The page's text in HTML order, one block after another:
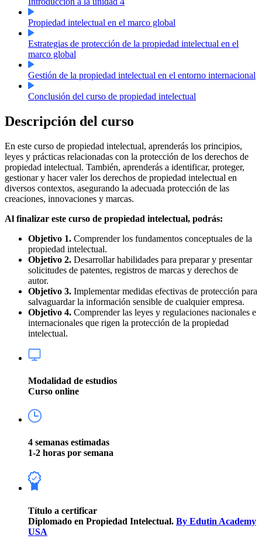
Propiedad intelectual en el marco global
Estrategias de protección de la propiedad intelectual en el
marco global
Gestión de la propiedad intelectual en el entorno internacional
Conclusión del curso de propiedad intelectual
Descripción del curso
En este curso de propiedad intelectual, aprenderás los principios,
leyes y prácticas relacionadas con la protección de los derechos de
propiedad intelectual. También, aprenderás a identificar, proteger,
gestionar y hacer valer los derechos de propiedad intelectual en
diversos contextos, asegurando la adecuada protección de las
creaciones, innovaciones y marcas.
Al finalizar este curso de propiedad intelectual, podrás:
Objetivo 1. Comprender los fundamentos conceptuales de la
propiedad intelectual.
Objetivo 2. Desarrollar habilidades para preparar y presentar
solicitudes de patentes, registros de marcas y derechos de
autor.
Objetivo 3. Implementar medidas efectivas de protección para
salvaguardar la información sensible de cualquier empresa.
Objetivo 4. Comprender las leyes y regulaciones nacionales e
internacionales que rigen la protección de la propiedad
intelectual.
Modalidad de estudios
Curso online
4 semanas estimadas
1-2 horas por semana
Título a certificar
Diplomado en Propiedad Intelectual. By Edutin Academy
USA